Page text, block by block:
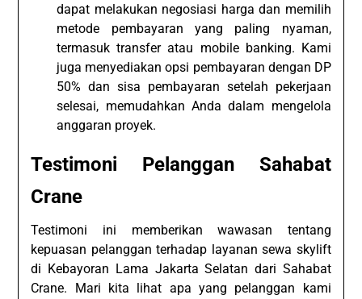
dapat melakukan negosiasi harga dan memilih
metode pembayaran yang paling nyaman,
termasuk transfer atau mobile banking. Kami
juga menyediakan opsi pembayaran dengan DP
50% dan sisa pembayaran setelah pekerjaan
selesai, memudahkan Anda dalam mengelola
anggaran proyek.
Testimoni Pelanggan Sahabat
Crane
Testimoni ini memberikan wawasan tentang
kepuasan pelanggan terhadap layanan sewa skylift
di Kebayoran Lama Jakarta Selatan dari Sahabat
Crane. Mari kita lihat apa yang pelanggan kami